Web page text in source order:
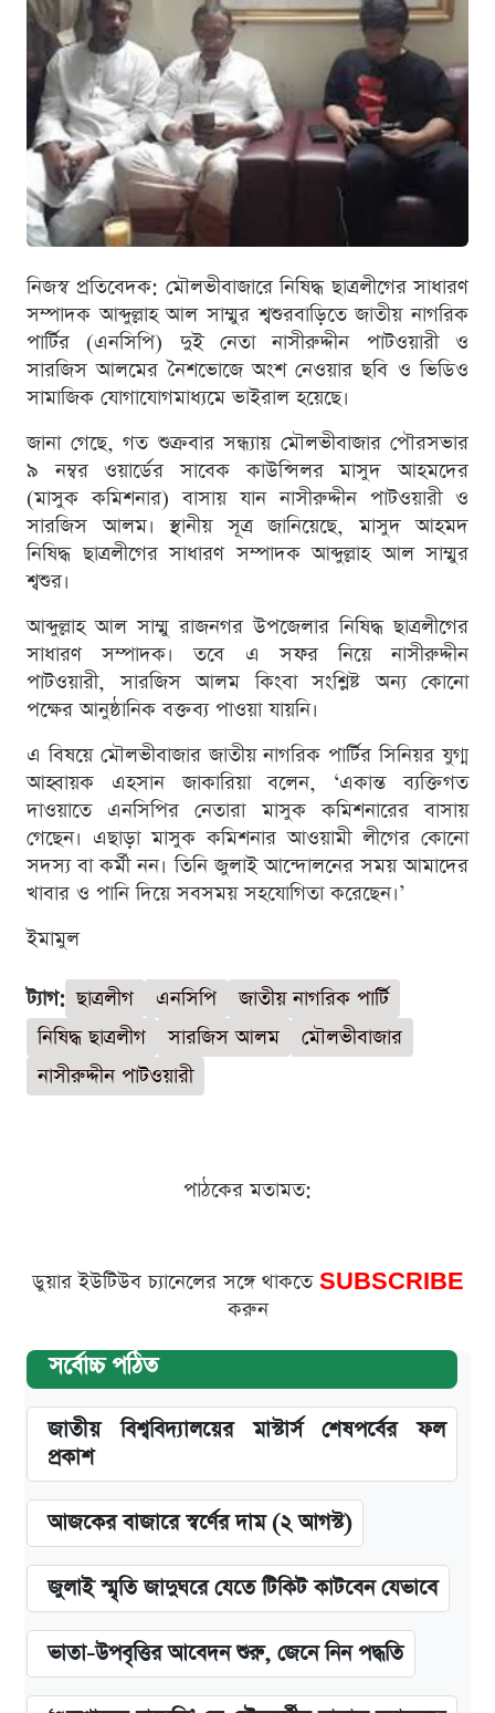
নিজস্ব প্রতিবেদক: মৌলভীবাজারে নিষিদ্ধ ছাত্রলীগের সাধারণ
সম্পাদক আব্দুল্লাহ আল সাম্মুর শ্বশুরবাড়িতে জাতীয় নাগরিক
পার্টির (এনসিপি) দুই নেতা নাসীরুদ্দীন পাটওয়ারী ও
সারজিস আলমের নৈশভোজে অংশ নেওয়ার ছবি ও ভিডিও
সামাজিক যোগাযোগমাধ্যমে ভাইরাল হয়েছে।
জানা গেছে, গত শুক্রবার সন্ধ্যায় মৌলভীবাজার পৌরসভার
৯ নম্বর ওয়ার্ডের সাবেক কাউন্সিলর মাসুদ আহমদের
(মাসুক কমিশনার) বাসায় যান নাসীরুদ্দীন পাটওয়ারী ও
সারজিস আলম। স্থানীয় সূত্র জানিয়েছে, মাসুদ আহমদ
নিষিদ্ধ ছাত্রলীগের সাধারণ সম্পাদক আব্দুল্লাহ আল সাম্মুর
শ্বশুর।
আব্দুল্লাহ আল সাম্মু রাজনগর উপজেলার নিষিদ্ধ ছাত্রলীগের
সাধারণ সম্পাদক। তবে এ সফর নিয়ে নাসীরুদ্দীন
পাটওয়ারী, সারজিস আলম কিংবা সংশ্লিষ্ট অন্য কোনো
পক্ষের আনুষ্ঠানিক বক্তব্য পাওয়া যায়নি।
এ বিষয়ে মৌলভীবাজার জাতীয় নাগরিক পার্টির সিনিয়র যুগ্ম
আহ্বায়ক এহসান জাকারিয়া বলেন, ‘একান্ত ব্যক্তিগত
দাওয়াতে এনসিপির নেতারা মাসুক কমিশনারের বাসায়
গেছেন। এছাড়া মাসুক কমিশনার আওয়ামী লীগের কোনো
সদস্য বা কর্মী নন। তিনি জুলাই আন্দোলনের সময় আমাদের
খাবার ও পানি দিয়ে সবসময় সহযোগিতা করেছেন।’
ইমামুল
ট্যাগ: ছাত্রলীগ এনসিপি
জাতীয় নাগরিক পার্টি
নিষিদ্ধ ছাত্রলীগ
সারজিস আলম
মৌলভীবাজার
নাসীরুদ্দীন পাটওয়ারী
পাঠকের মতামত:
ডুয়ার ইউটিউব চ্যানেলের সঙ্গে থাকতে SUBSCRIBE
করুন
সর্বোচ্চ পঠিত
জাতীয় বিশ্ববিদ্যালয়ের মাস্টার্স শেষপর্বের ফল
প্রকাশ
আজকের বাজারে স্বর্ণের দাম (২ আগস্ট)
জুলাই স্মৃতি জাদুঘরে যেতে টিকিট কাটবেন যেভাবে
ভাতা-উপবৃত্তির আবেদন শুরু, জেনে নিন পদ্ধতি